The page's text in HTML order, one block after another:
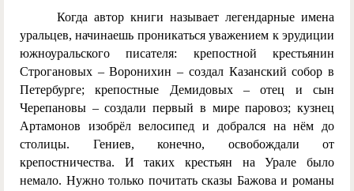
Когда автор книги называет легендарные имена
уральцев, начинаешь проникаться уважением к эрудиции
южноуральского писателя: крепостной крестьянин
Строгановых – Воронихин – создал Казанский собор в
Петербурге; крепостные Демидовых – отец и сын
Черепановы – создали первый в мире паровоз; кузнец
Артамонов изобрёл велосипед и добрался на нём до
столицы. Гениев, конечно, освобождали от
крепостничества. И таких крестьян на Урале было
немало. Нужно только почитать сказы Бажова и романы